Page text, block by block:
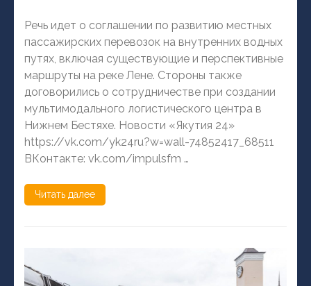
Речь идет о соглашении по развитию местных
пассажирских перевозок на внутренних водных
путях, включая существующие и перспективные
маршруты на реке Лене. Стороны также
договорились о сотрудничестве при создании
мультимодального логистического центра в
Нижнем Бестяхе. Новости «Якутия 24»
https://vk.com/yk24ru?w=wall-74852417_68511
ВКонтакте: vk.com/impulsfm …
Читать далее